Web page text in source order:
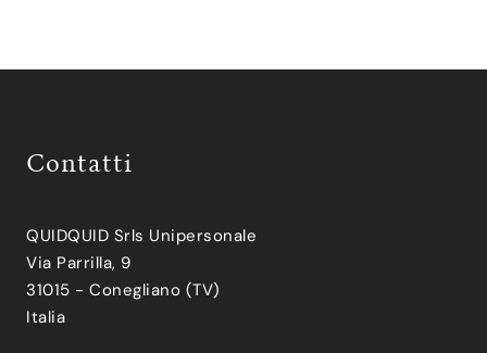
Contatti
QUIDQUID Srls Unipersonale
Via Parrilla, 9
31015 - Conegliano (TV)
Italia